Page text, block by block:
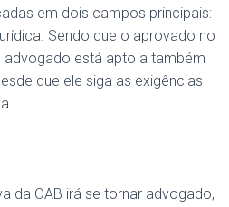
em dois campos principais:
Sendo que o aprovado no
advogado está apto a também
que ele siga as exigências
da OAB irá se tornar advogado,